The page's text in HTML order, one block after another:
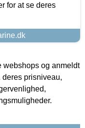
for at se deres
og anmeldt
deres prisniveau,